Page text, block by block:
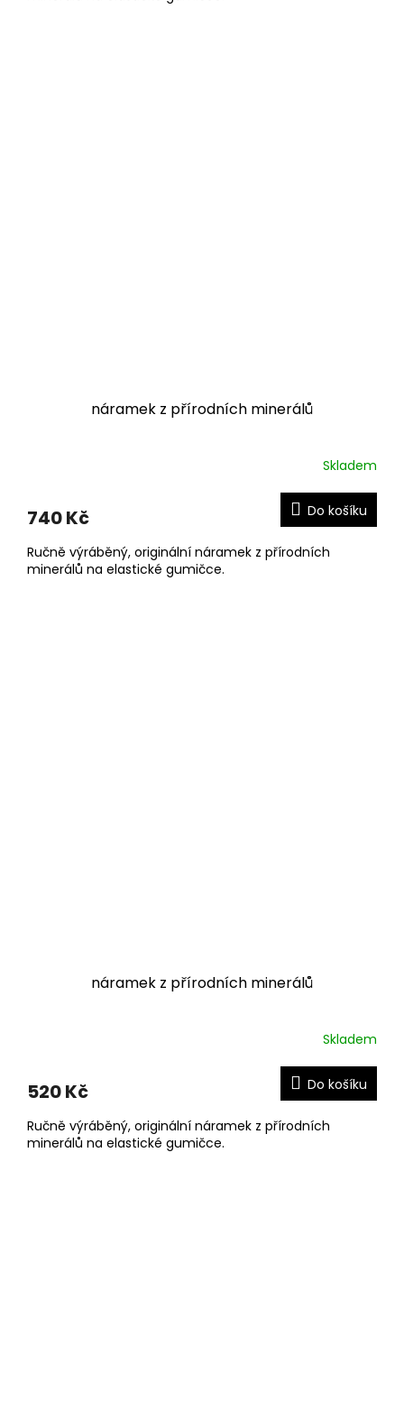
náramek z přírodních minerálů
Skladem
740 Kč Do košíku
Ručně výráběný, originální náramek z přírodních
minerálů na elastické gumičce.
náramek z přírodních minerálů
Skladem
520 Kč Do košíku
Ručně výráběný, originální náramek z přírodních
minerálů na elastické gumičce.